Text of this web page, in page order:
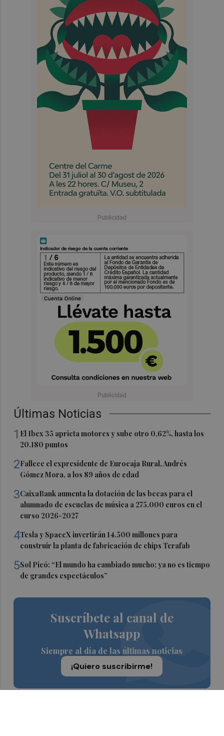
Últimas Noticias
1 El Ibex 35 aprieta motores y sube otro 0,62%, hasta los
20.180 puntos
2Fallece el expresidente de Eurocaja Rural, Andrés
Gómez Mora, a los 89 años de edad
3CaixaBank aumenta la dotación de las becas para el
alumnado de escuelas de música a 275.000 euros en el
curso 2026-2027
4Tesla y SpaceX invertirán 14.500 millones para
construir la planta de fabricación de chips Terafab
5Sol Picó: “El mundo ha cambiado mucho; ya no es tiempo
de grandes espectáculos”
Suscríbete al canal de
Whatsapp
Siempre al día de las últimas noticias
¡Quiero suscribirme!